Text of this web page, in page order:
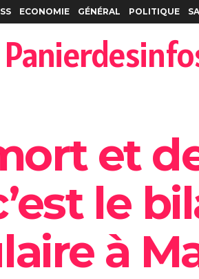
ECONOMIE GÉNÉRAL POLITIQUE
et
le
à